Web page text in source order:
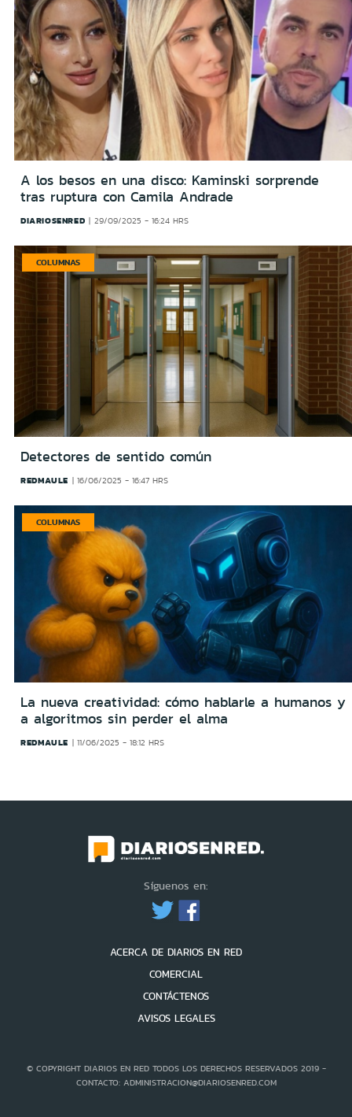
A los besos en una disco: Kaminski sorprende
tras ruptura con Camila Andrade
DIARIOSENRED 29/09/2025 - 16:24 HRS
COLUMNAS
Detectores de sentido común
REDMAULE 16/06/2025 - 16:47 HRS
COLUMNAS
La nueva creatividad: cómo hablarle a humanos y
a algoritmos sin perder el alma
REDMAULE 11/06/2025 - 18:12 HRS
Síguenos en:
ACERCA DE DIARIOS EN RED
COMERCIAL
CONTÁCTENOS
AVISOS LEGALES
© COPYRIGHT DIARIOS EN RED TODOS LOS DERECHOS RESERVADOS 2019 -
CONTACTO: ADMINISTRACION@DIARIOSENRED.COM